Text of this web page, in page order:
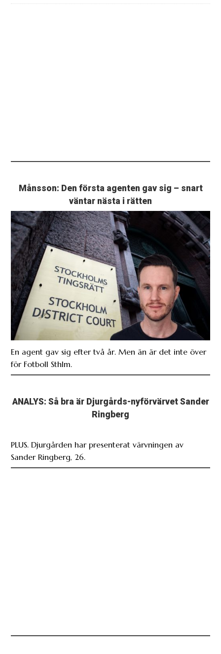
Månsson: Den första agenten gav sig – snart
väntar nästa i rätten
En agent gav sig efter två år. Men än är det inte över
för Fotboll Sthlm.
ANALYS: Så bra är Djurgårds-nyförvärvet Sander
Ringberg
PLUS. Djurgården har presenterat värvningen av
Sander Ringberg, 26.